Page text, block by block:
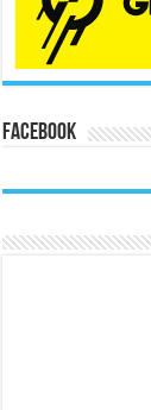
Facebook